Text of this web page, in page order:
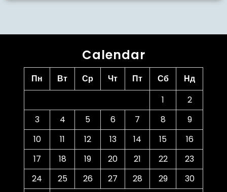
Calendar
Пн Вт Ср Чт Пт Сб
Нд
1
2
3
4 5 6 7 8
9
10
11 12 13 14 15
16
17
18 19 20 21 22
23
24
25 26 27 28 29
30